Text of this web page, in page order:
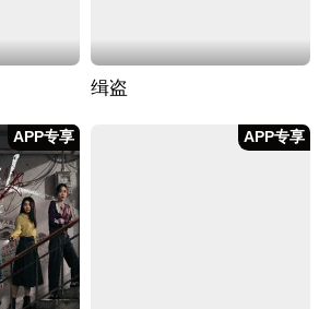
缉盗
APP专享 APP专享